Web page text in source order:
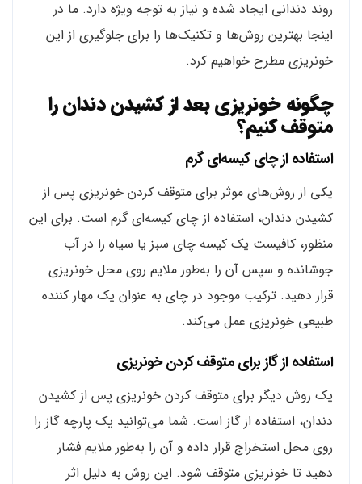
روند دندانی ایجاد شده و نیاز به توجه ویژه دارد. ما در
اینجا بهترین روش‌ها و تکنیک‌ها را برای جلوگیری از این
خونریزی مطرح خواهیم کرد.
چگونه خونریزی بعد از کشیدن دندان را
متوقف کنیم؟
استفاده از چای کیسه‌ای گرم
یکی از روش‌های موثر برای متوقف کردن خونریزی پس از
کشیدن دندان، استفاده از چای کیسه‌ای گرم است. برای این
منظور، کافیست یک کیسه چای سبز یا سیاه را در آب
جوشانده و سپس آن را به‌طور ملایم روی محل خونریزی
قرار دهید. ترکیب موجود در چای به عنوان یک مهار کننده
طبیعی خونریزی عمل می‌کند.
استفاده از گاز برای متوقف کردن خونریزی
یک روش دیگر برای متوقف کردن خونریزی پس از کشیدن
دندان، استفاده از گاز است. شما می‌توانید یک پارچه گاز را
روی محل استخراج قرار داده و آن را به‌طور ملایم فشار
دهید تا خونریزی متوقف شود. این روش به دلیل اثر